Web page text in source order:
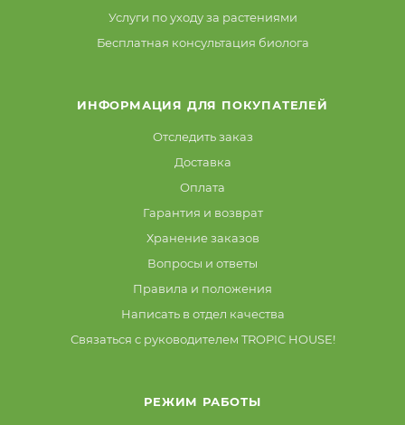
Услуги по уходу за растениями
Бесплатная консультация биолога
ИНФОРМАЦИЯ ДЛЯ ПОКУПАТЕЛЕЙ
Отследить заказ
Доставка
Оплата
Гарантия и возврат
Хранение заказов
Вопросы и ответы
Правила и положения
Написать в отдел качества
Связаться с руководителем TROPIC HOUSE!
РЕЖИМ РАБОТЫ